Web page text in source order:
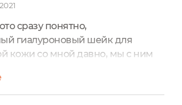
сразу понятно,
гиалуроновый шейк для
кожи со мной давно, мы с ним
было много
с того, я просто не